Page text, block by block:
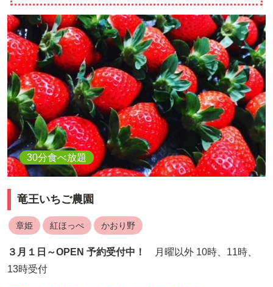
30分食べ放題
竜王いちご農園
章姫 紅ほっぺ かおり野
３月１日～OPEN 予約受付中！
月曜以外 10時、11時、
13時受付